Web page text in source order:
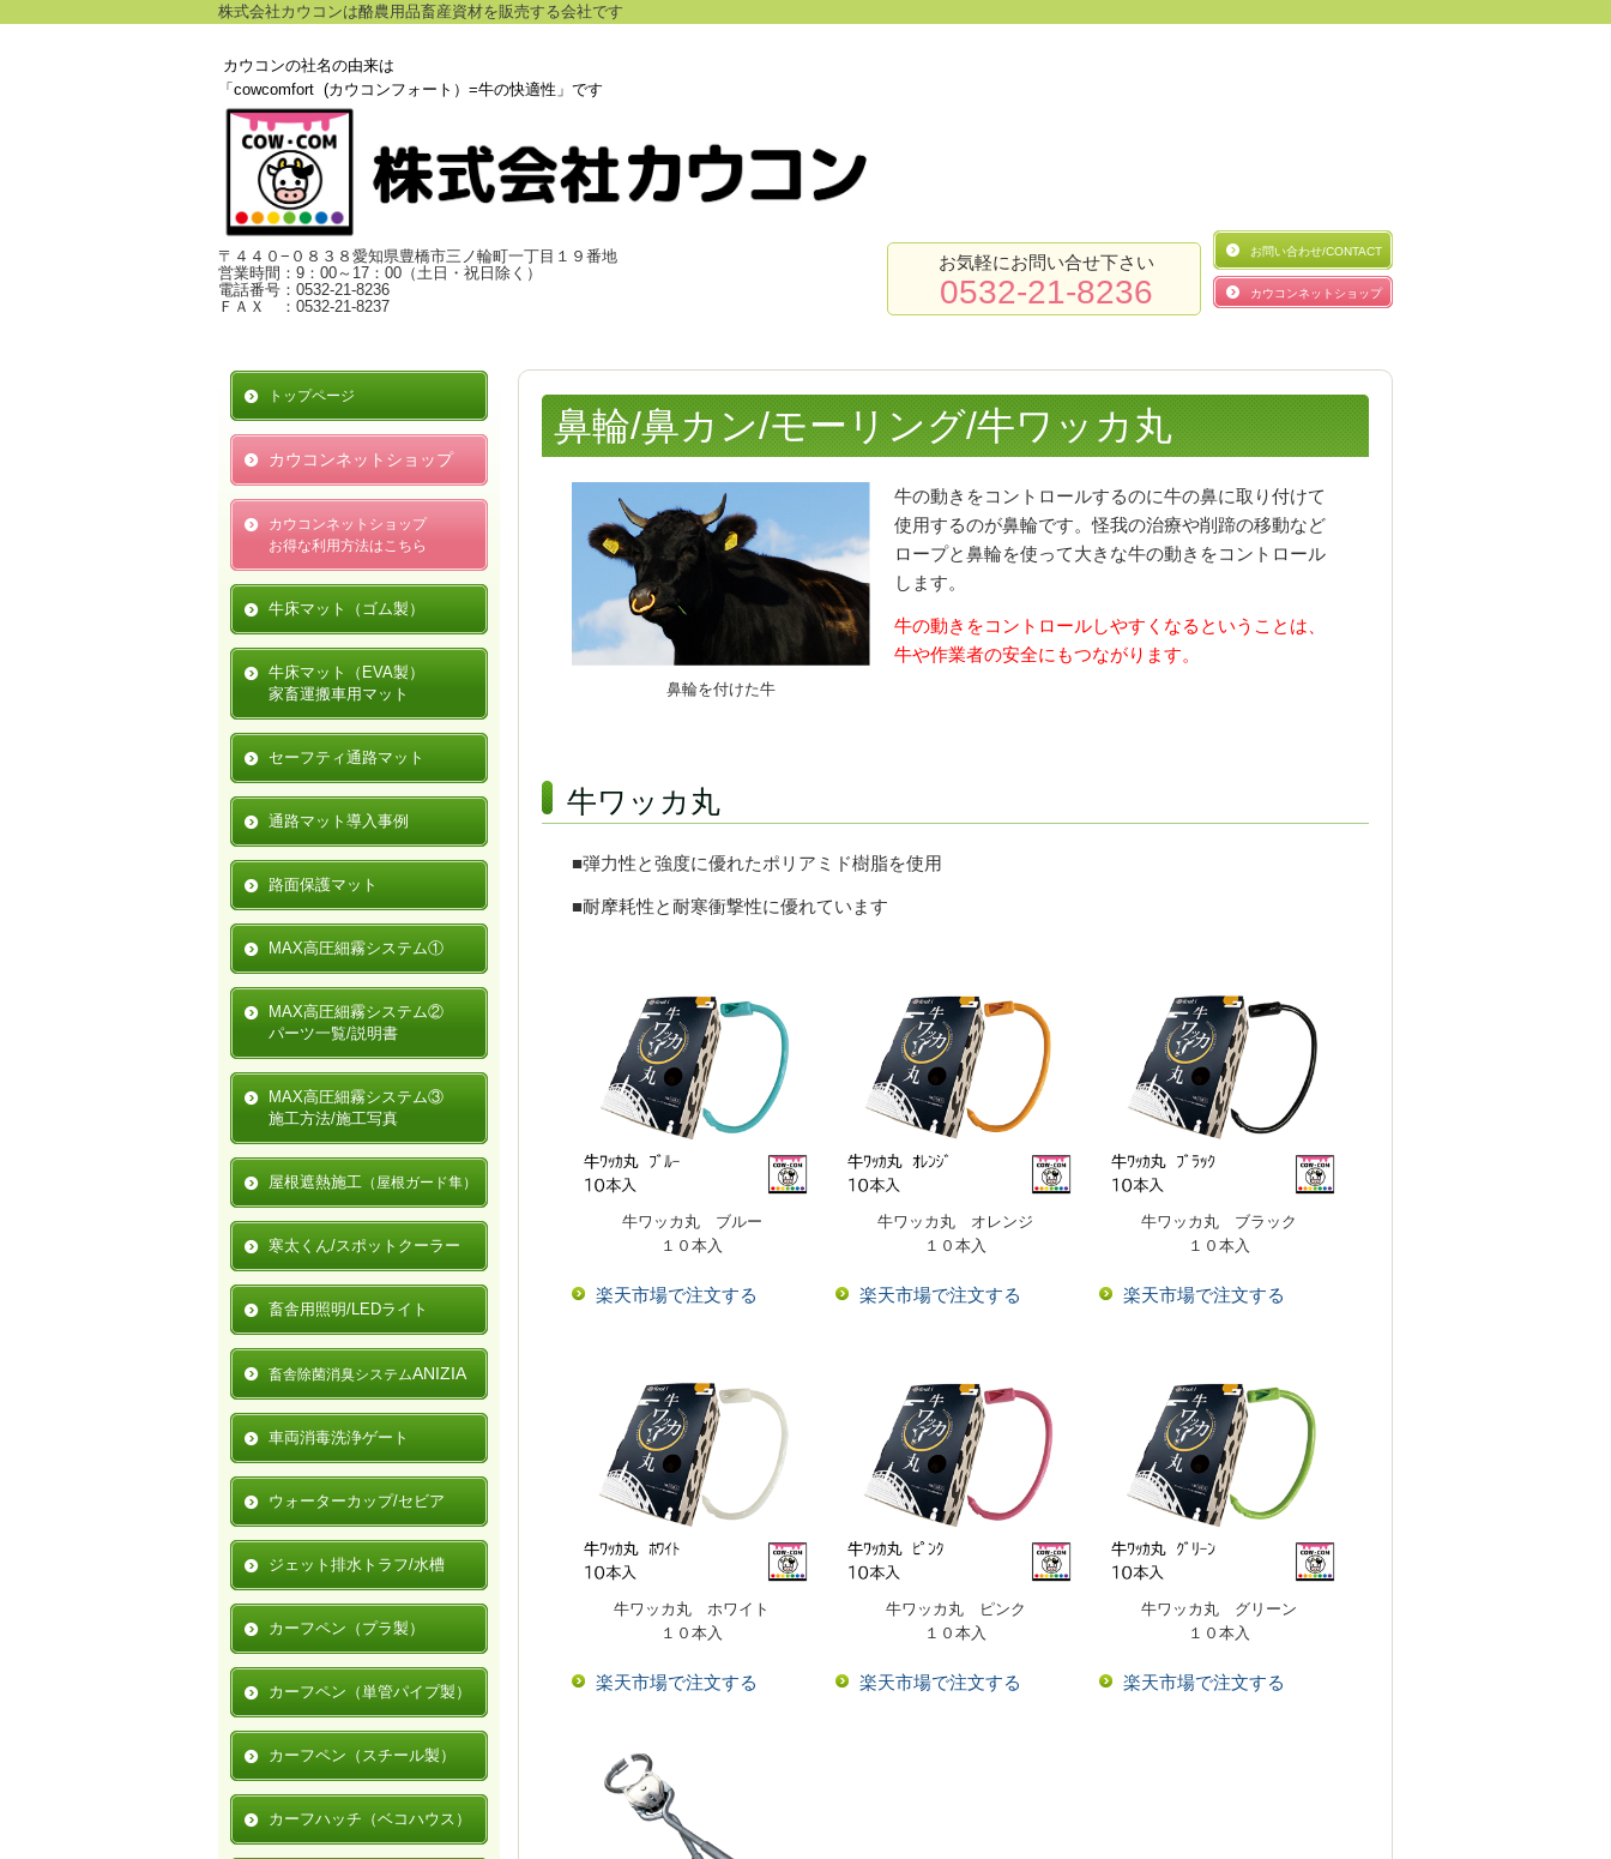
株式会社カウコンは酪農用品畜産資材を販売する会社です
カウコンの社名の由来は
「cowcomfort (カウコンフォート）=牛の快適性」です
〒４４０−０８３８愛知県豊橋市三ノ輪町一丁目１９番地
営業時間：9：00～17：00（土日・祝日除く）
電話番号：0532-21-8236
ＦＡＸ ：0532-21-8237
お気軽にお問い合せ下さい
0532-21-8236
お問い合わせ/CONTACT
カウコンネットショップ
鼻輪/鼻カン/モーリング/牛ワッカ丸
鼻輪を付けた牛
牛の動きをコントロールするのに牛の鼻に取り付けて
使用するのが鼻輪です。怪我の治療や削蹄の移動など
ロープと鼻輪を使って大きな牛の動きをコントロール
します。
牛の動きをコントロールしやすくなるということは、
牛や作業者の安全にもつながります。
牛ワッカ丸
■弾力性と強度に優れたポリアミド樹脂を使用
■耐摩耗性と耐寒衝撃性に優れています
牛ワッカ丸 ブルー
１０本入
楽天市場で注文する
牛ワッカ丸 オレンジ
１０本入
楽天市場で注文する
牛ワッカ丸 ブラック
１０本入
楽天市場で注文する
牛ワッカ丸 ホワイト
１０本入
楽天市場で注文する
牛ワッカ丸 ピンク
１０本入
楽天市場で注文する
牛ワッカ丸 グリーン
１０本入
楽天市場で注文する
トップページ
カウコンネットショップ
カウコンネットショップ
お得な利用方法はこちら
牛床マット（ゴム製）
牛床マット（EVA製）
家畜運搬車用マット
セーフティ通路マット
通路マット導入事例
路面保護マット
MAX高圧細霧システム①
MAX高圧細霧システム②
パーツ一覧/説明書
MAX高圧細霧システム③
施工方法/施工写真
屋根遮熱施工 （屋根ガード隼）
寒太くん/スポットクーラー
畜舎用照明/LEDライト
畜舎除菌消臭システムANIZIA
車両消毒洗浄ゲート
ウォーターカップ/セビア
ジェット排水トラフ/水槽
カーフペン（プラ製）
カーフペン（単管パイプ製）
カーフペン（スチール製）
カーフハッチ（ベコハウス）